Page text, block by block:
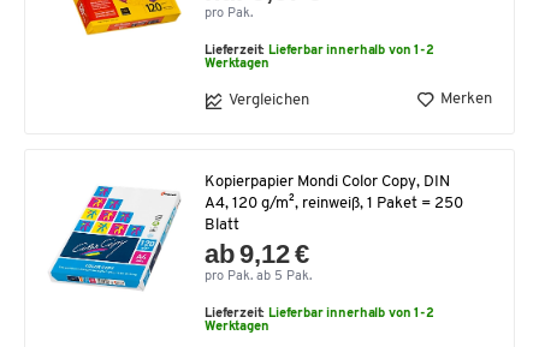
pro Pak.
Lieferzeit: Lieferbar innerhalb von 1-2
Werktagen
Vergleichen Merken
Kopierpapier Mondi Color Copy, DIN
A4, 120 g/m², reinweiß, 1 Paket = 250
Blatt
ab 9,12 €
pro Pak. ab 5 Pak.
Lieferzeit: Lieferbar innerhalb von 1-2
Werktagen